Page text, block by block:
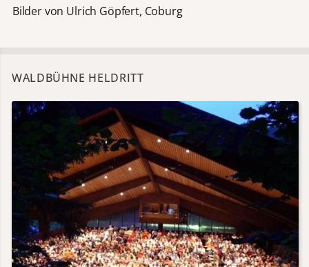
Bilder von Ulrich Göpfert, Coburg
WALDBÜHNE HELDRITT